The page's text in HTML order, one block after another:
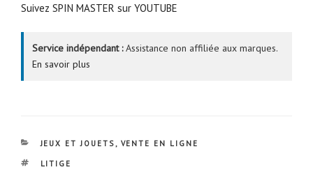
Suivez SPIN MASTER sur YOUTUBE
Service indépendant :Assistance non affiliée aux marques.
En savoir plus
CATÉGORIES
JEUX ET JOUETS, VENTE EN LIGNE
ÉTIQUETTES
LITIGE